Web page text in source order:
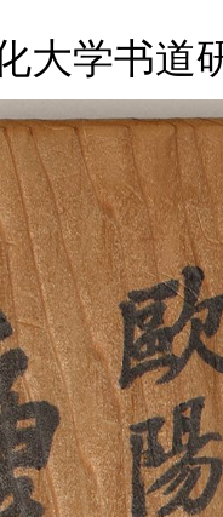
大学书道